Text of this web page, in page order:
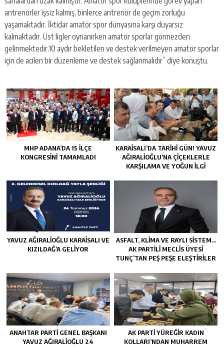
antrenörler işsiz kalmış, binlerce antrenör de geçim zorluğu
yaşamaktadır. İktidar amatör spor dünyasına karşı duyarsız
kalmaktadır. Üst ligler oynanırken amatör sporlar görmezden
gelinmektedir.10 aydır bekletilen ve destek verilmeyen amatör sporlar
için de acilen bir düzenleme ve destek sağlanmalıdır” diye konuştu.
MHP ADANA’DA 15 İLÇE
KONGRESINI TAMAMLADI
KARAISALI’DA TARIHI GÜN! YAVUZ
AĞIRALIOĞLU’NA ÇIÇEKLERLE
KARŞILAMA VE YOĞUN İLGI
YAVUZ AĞIRALIOĞLU KARAISALI VE
KIZILDAĞ’A GELIYOR
ASFALT, KLIMA VE RAYLI SISTEM…
AK PARTILI MECLIS ÜYESI
TUNÇ’TAN PEŞ PEŞE ELEŞTIRILER
ANAHTAR PARTI GENEL BAŞKANI
YAVUZ AĞIRALIOĞLU 24
AK PARTI YÜREĞIR KADIN
KOLLARI’NDAN MUHARREM